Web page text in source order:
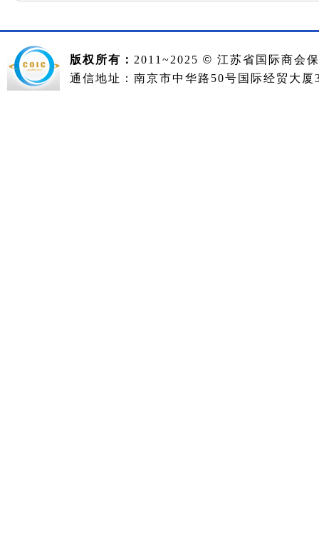
版权所有： 2011~2025 © 江苏省国际商会
通信地址：南京市中华路50号国际经贸大